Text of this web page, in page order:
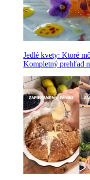
Jedlé kvety: Ktoré
Kompletný prehľad